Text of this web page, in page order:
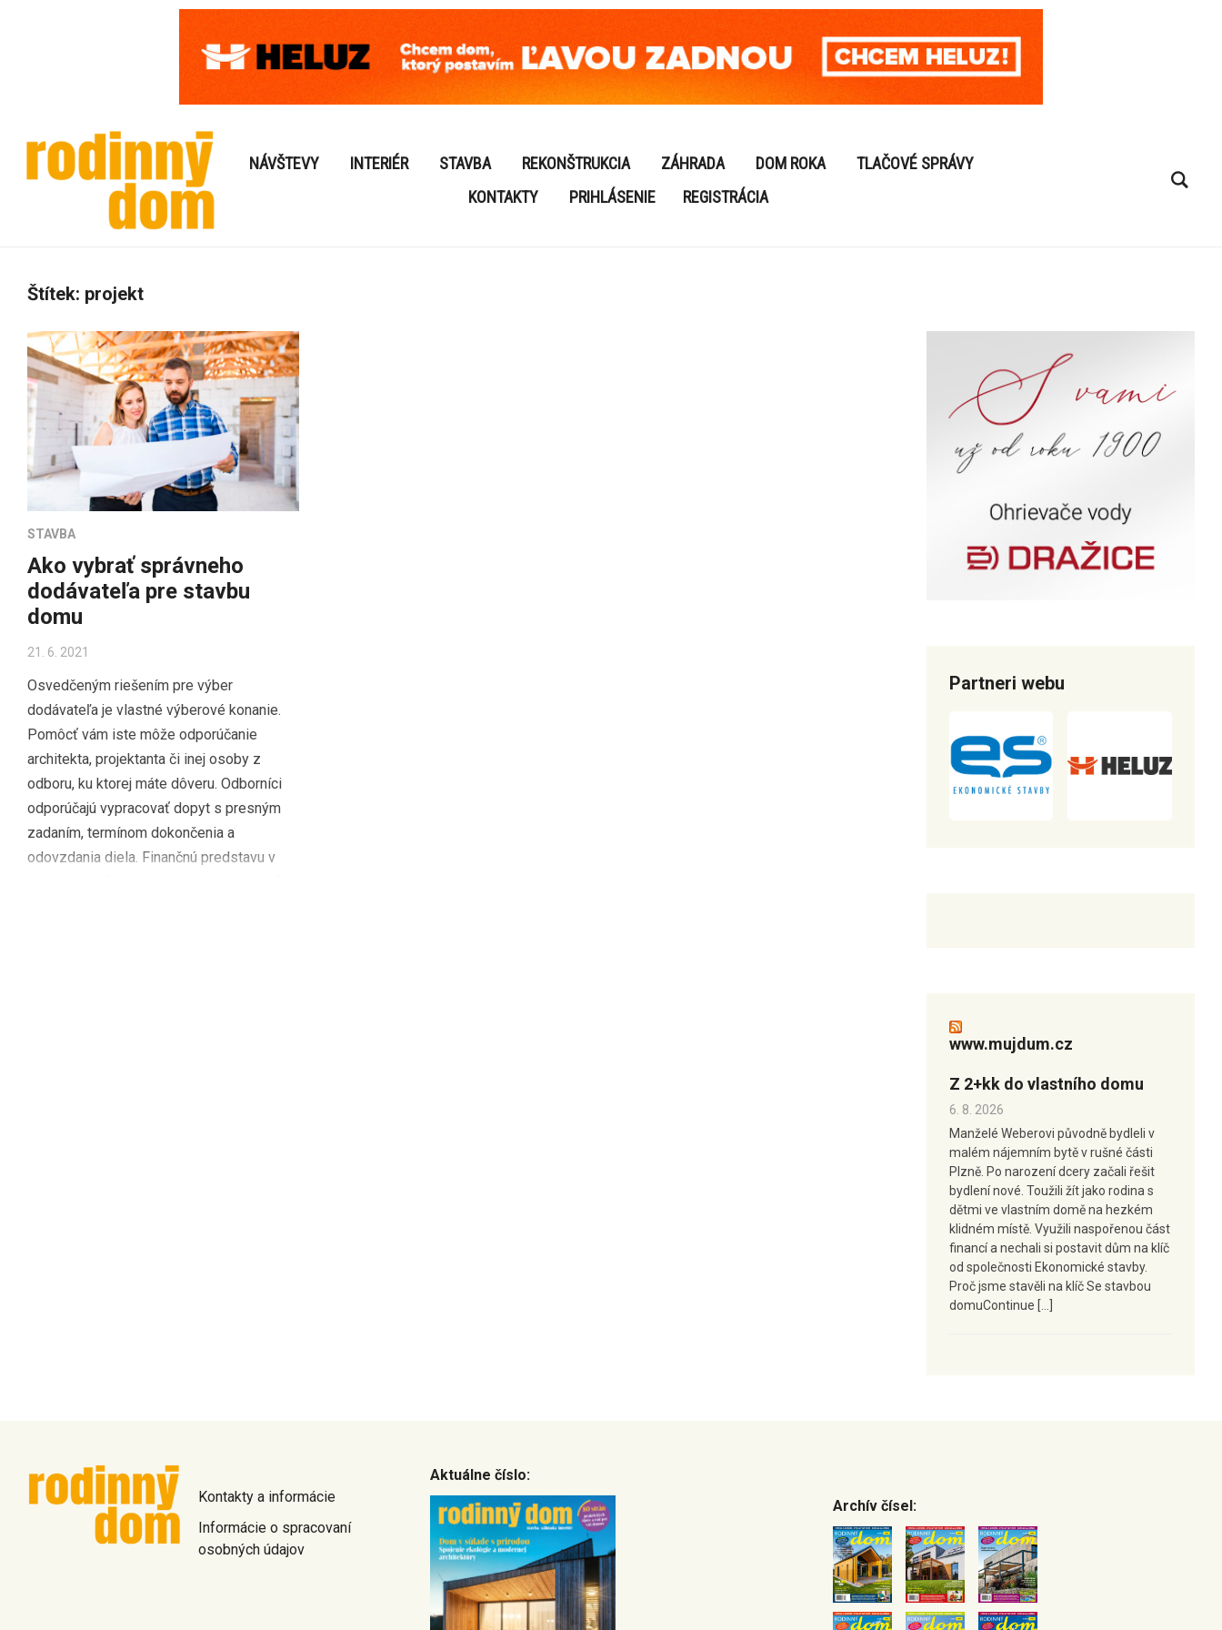
NÁVŠTEVY INTERIÉR STAVBA REKONŠTRUKCIA ZÁHRADA DOM ROKA
TLAČOVÉ SPRÁVY
KONTAKTY
PRIHLÁSENIE REGISTRÁCIA
Štítek: projekt
STAVBA
Ako vybrať správneho
dodávateľa pre stavbu
domu
21. 6. 2021
Osvedčeným riešením pre výber
dodávateľa je vlastné výberové konanie.
Pomôcť vám iste môže odporúčanie
architekta, projektanta či inej osoby z
odboru, ku ktorej máte dôveru. Odborníci
odporúčajú vypracovať dopyt s presným
zadaním, termínom dokončenia a
odovzdania diela. Finančnú predstavu v
Partneri webu
www.mujdum.cz
Z 2+kk do vlastního domu
6. 8. 2026
Manželé Weberovi původně bydleli v
malém nájemním bytě v rušné části
Plzně. Po narození dcery začali řešit
bydlení nové. Toužili žít jako rodina s
dětmi ve vlastním domě na hezkém
klidném místě. Využili naspořenou část
financí a nechali si postavit dům na klíč
od společnosti Ekonomické stavby.
Proč jsme stavěli na klíč Se stavbou
domuContinue […]
Kontakty a informácie
Informácie o spracovaní
osobných údajov
Aktuálne číslo:
Archív čísel: